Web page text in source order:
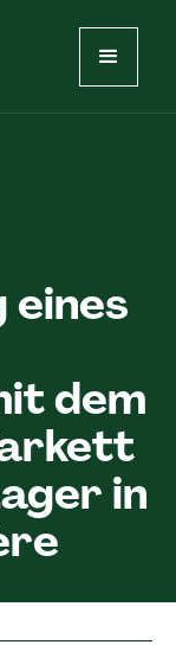
eines
dem
in